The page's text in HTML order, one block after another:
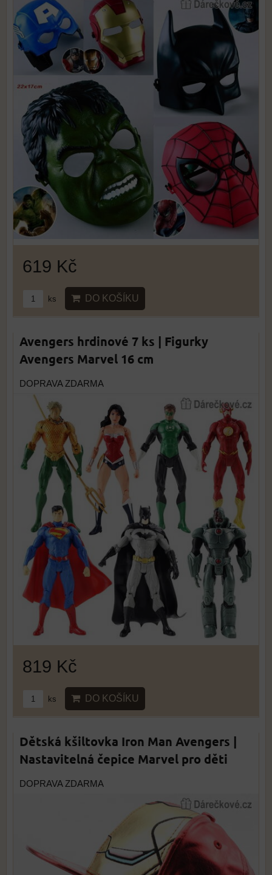
619 Kč
ks DO KOŠÍKU
Avengers hrdinové 7 ks | Figurky
Avengers Marvel 16 cm
DOPRAVA ZDARMA
819 Kč
ks DO KOŠÍKU
Dětská kšiltovka Iron Man Avengers |
Nastavitelná čepice Marvel pro děti
DOPRAVA ZDARMA